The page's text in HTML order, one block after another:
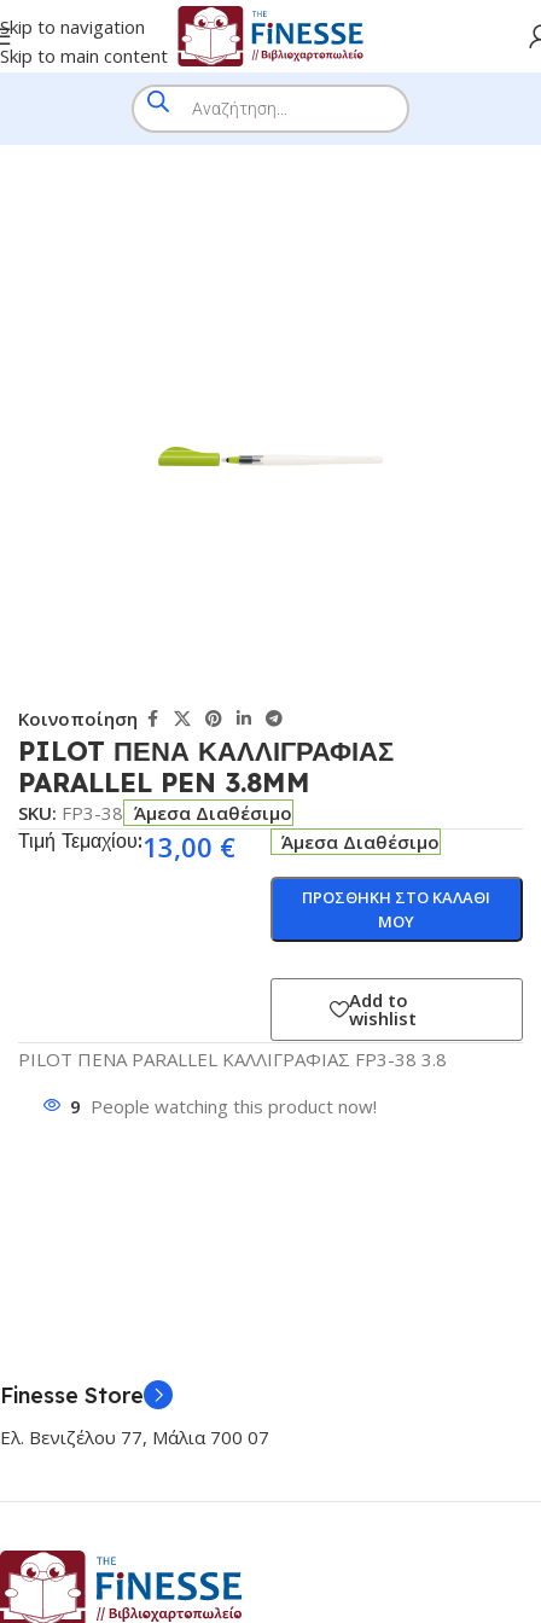
Skip to navigation
Skip to main content
BRANDS
Κοινοποίηση
PILOT ΠΕΝΑ ΚΑΛΛΙΓΡΑΦΙΑΣ
PARALLEL PEN 3.8MM
SKU: FP3-38 Άμεσα Διαθέσιμο
Τιμή Τεμαχίου:13,00 € Άμεσα Διαθέσιμο
ΠΡΟΣΘΗΚΗ ΣΤΟ ΚΑΛΑΘΙ
ΜΟΥ
Add to
wishlist
PILOT ΠΕΝΑ PARALLEL ΚΑΛΛΙΓΡΑΦΙΑΣ FP3-38 3.8
9 People watching this product now!
Finesse Store
Ελ. Βενιζέλου 77, Μάλια 700 07